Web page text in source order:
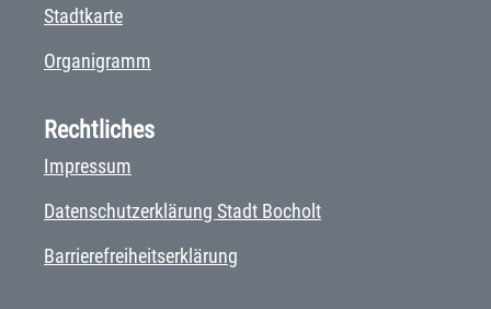
Stadtkarte
Organigramm
Rechtliches
Impressum
Datenschutzerklärung Stadt Bocholt
Barrierefreiheitserklärung